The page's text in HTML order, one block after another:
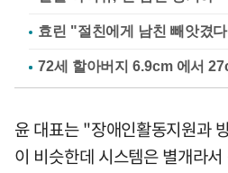
효린 "절친에게 남친 빼앗겼
윤 대표는 "장애인활동지원과
이 비슷한데 시스템은 별개라